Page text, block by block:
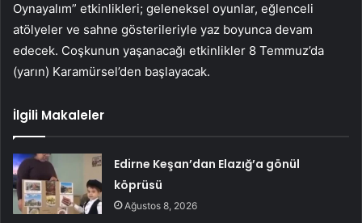
Oynayalım” etkinlikleri; geleneksel oyunlar, eğlenceli
atölyeler ve sahne gösterileriyle yaz boyunca devam
edecek. Coşkunun yaşanacağı etkinlikler 8 Temmuz’da
(yarın) Karamürsel’den başlayacak.
İlgili Makaleler
Edirne Keşan’dan Elazığ’a gönül
köprüsü
Ağustos 8, 2026